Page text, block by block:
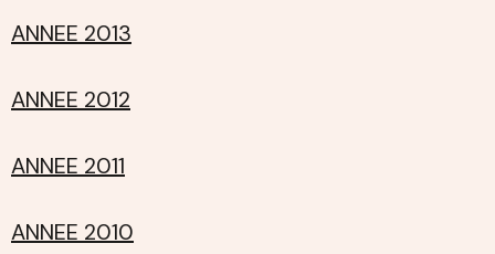
ANNEE 2013
ANNEE 2012
ANNEE 2011
ANNEE 2010